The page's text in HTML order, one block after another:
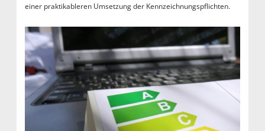
einer praktikableren Umsetzung der Kennzeichnungspflichten.